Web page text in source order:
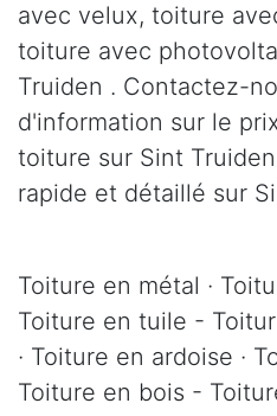
avec velux, toiture
toiture avec
Truiden . Contactez-
d'information sur le
toiture sur Sint
rapide et détaillé sur
Toiture en métal ·
Toiture en tuile -
· Toiture en ardoise ·
Toiture en bois -